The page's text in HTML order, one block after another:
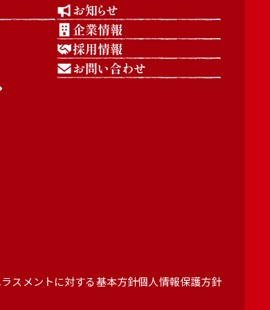
お知らせ
企業情報
採用情報
お問い合わせ
スメントに対する基本方針個人情報保護方針